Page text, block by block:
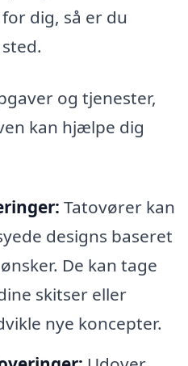
dig, så er du
og tjenester,
kan hjælpe dig
Tatovører kan
designs baseret
De kan tage
skitser eller
nye koncepter.